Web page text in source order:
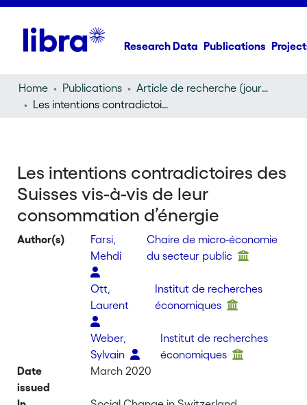
Research Data Publications
Home Publications
Article de recherche (journal article)
Les intentions contradictoires des Suisses vis-à-vis de leur consommation d’énergie
Les intentions contradictoires des
Suisses vis-à-vis de leur
consommation d’énergie
Author(s)
Farsi,
Mehdi
Chaire de micro-économie
du secteur public
Ott,
Laurent
Institut de recherches
économiques
Weber,
Sylvain
Institut de recherches
économiques
Date
issued
March 2020